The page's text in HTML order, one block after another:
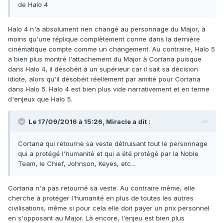
de Halo 4
Halo 4 n'a absolument rien changé au personnage du Major, à
moins qu'une réplique complètement conne dans la dernière
cinématique compte comme un changement. Au contraire, Halo 5
a bien plus montré l'attachement du Major à Cortana puisque
dans Halo 4, il désobéit à un supérieur car il sait sa décision
idiote, alors qu'il désobéit réellement par amitié pour Cortana
dans Halo 5. Halo 4 est bien plus vide narrativement et en terme
d'enjeux que Halo 5.
Le 17/09/2016 à 15:26, Miraclea dit :
Cortana qui retourne sa veste détruisant tout le personnage
qui a protégé l'humanité et qui a été protégé par la Noble
Team, le Chief, Johnson, Keyes, etc...
Cortana n'a pas retourné sa veste. Au contraire même, elle
cherche à protéger l'humanité en plus de toutes les autres
civilisations, même si pour cela elle doit payer un prix personnel
en s'opposant au Major. Là encore, l'enjeu est bien plus